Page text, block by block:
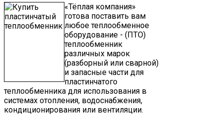
«Тёплая компания»
готова поставить вам
любое теплообменное
оборудование - (ПТО)
теплообменник
различных марок
(разборный или сварной)
и запасные части для
пластинчатого
теплообменника для использования в
системах отопления, водоснабжения,
кондиционирования или вентиляции.